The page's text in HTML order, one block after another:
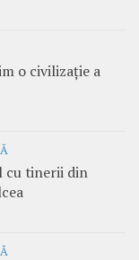
o civilizație a
cu tinerii din